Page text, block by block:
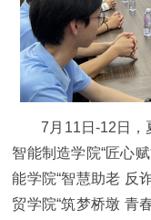
7月11日-12日，
智能制造学院“匠心
能学院“智慧助老 反
贸学院“筑梦桥墩 青